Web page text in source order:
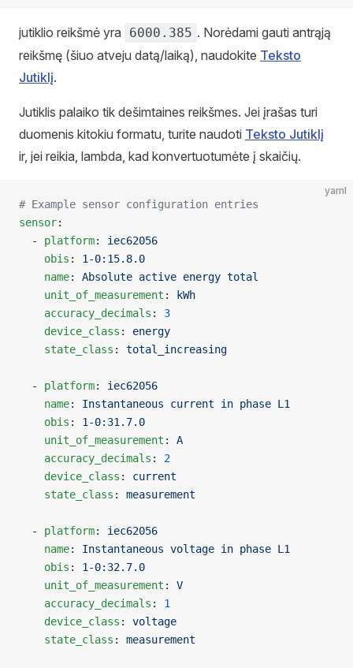
jutiklio reikšmė yra 6000.385 . Norėdami gauti antrąją
reikšmę (šiuo atveju datą/laiką), naudokite Teksto
Jutiklį.
Jutiklis palaiko tik dešimtaines reikšmes. Jei įrašas turi
duomenis kitokiu formatu, turite naudoti Teksto Jutiklį
ir, jei reikia, lambda, kad konvertuotumėte į skaičių.
yaml
# Example sensor configuration entries
sensor:
  -
platform: iec62056
    obis
: 1-0:15.8.0
    name
: Absolute active energy total
    unit_of_measurement
:
kWh
    accuracy_decimals
: 3
    device_class
: energy
    state_class
: total_increasing
  -
platform: iec62056
    name
: Instantaneous current in phase L1
    obis
: 1-0:31.7.0
    unit_of_measurement
: A
    accuracy_decimals
: 2
    device_class
: current
    state_class
: measurement
  -
platform: iec62056
    name
: Instantaneous voltage in phase L1
    obis
: 1-0:32.7.0
    unit_of_measurement
: V
    accuracy_decimals
: 1
    device_class
: voltage
    state_class
: measurement